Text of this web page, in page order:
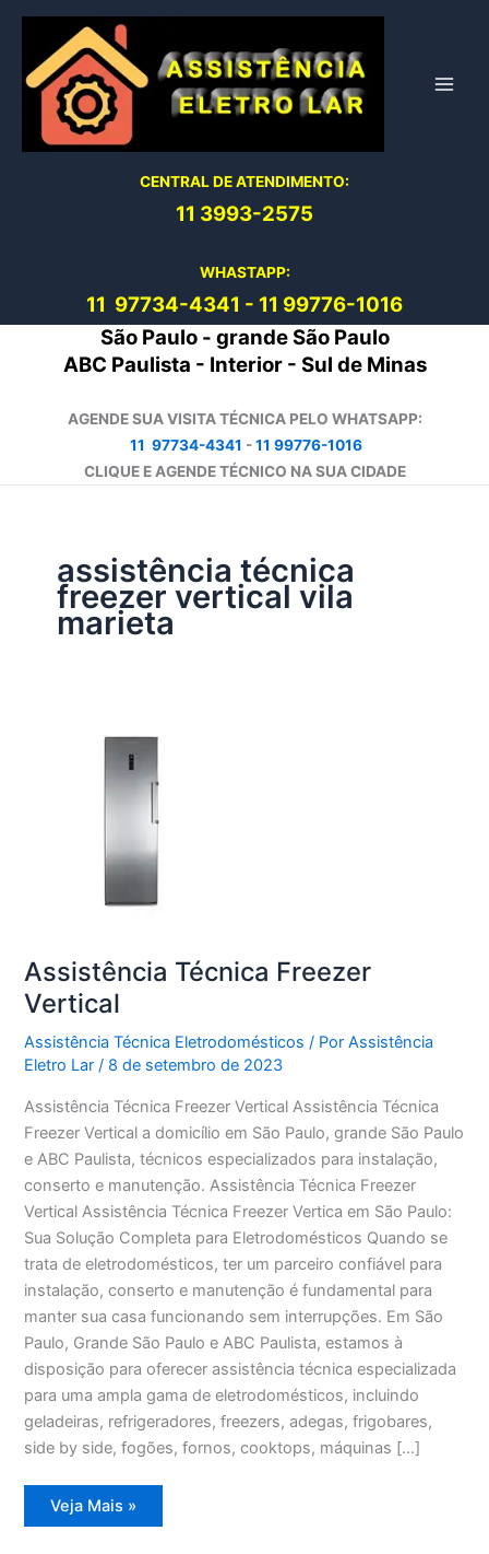
conteúdo
CENTRAL DE ATENDIMENTO:
11 3993-2575
WHASTAPP:
11 97734-4341 - 11 99776-1016
São Paulo - grande São Paulo
ABC Paulista - Interior - Sul de Minas
AGENDE SUA VISITA TÉCNICA PELO WHATSAPP:
11 97734-4341 -11 99776-1016
CLIQUE E AGENDE TÉCNICO NA SUA CIDADE
assistência técnica
freezer vertical vila
marieta
Assistência Técnica Freezer
Vertical
Assistência Técnica Eletrodomésticos / PorAssistência
Eletro Lar/ 8 de setembro de 2023
Assistência Técnica Freezer Vertical Assistência Técnica
Freezer Vertical a domicílio em São Paulo, grande São Paulo
e ABC Paulista, técnicos especializados para instalação,
conserto e manutenção. Assistência Técnica Freezer
Vertical Assistência Técnica Freezer Vertica em São Paulo:
Sua Solução Completa para Eletrodomésticos Quando se
trata de eletrodomésticos, ter um parceiro confiável para
instalação, conserto e manutenção é fundamental para
manter sua casa funcionando sem interrupções. Em São
Paulo, Grande São Paulo e ABC Paulista, estamos à
disposição para oferecer assistência técnica especializada
para uma ampla gama de eletrodomésticos, incluindo
geladeiras, refrigeradores, freezers, adegas, frigobares,
side by side, fogões, fornos, cooktops, máquinas […]
Assistência
Técnica
Veja Mais »